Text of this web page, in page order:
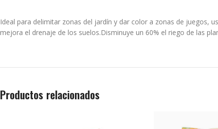
Ideal para delimitar zonas del jardín y dar color a zonas de juegos,
mejora el drenaje de los suelos.Disminuye un 60% el riego de las
Productos relacionados